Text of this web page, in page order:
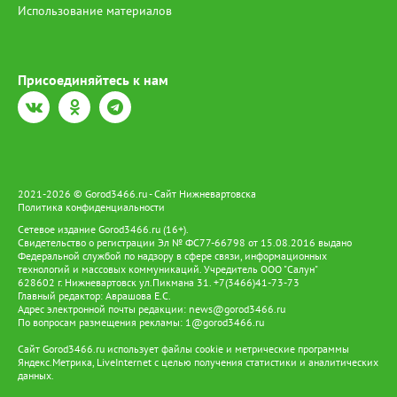
Использование материалов
Присоединяйтесь к нам
2021-2026 © Gorod3466.ru - Сайт Нижневартовска
Политика конфиденциальности
Сетевое издание Gorod3466.ru (16+).
Свидетельство о регистрации Эл № ФС77-66798 от 15.08.2016 выдано
Федеральной службой по надзору в сфере связи, информационных
технологий и массовых коммуникаций. Учредитель ООО "Салун"
628602 г. Нижневартовск ул.Пикмана 31. +7(3466)41-73-73
Главный редактор: Аврашова Е.С.
Адрес электронной почты редакции: news@gorod3466.ru
По вопросам размещения рекламы: 1@gorod3466.ru
Сайт Gorod3466.ru использует файлы cookie и метрические программы
Яндекс.Метрика, LiveInternet с целью получения статистики и аналитических
данных.